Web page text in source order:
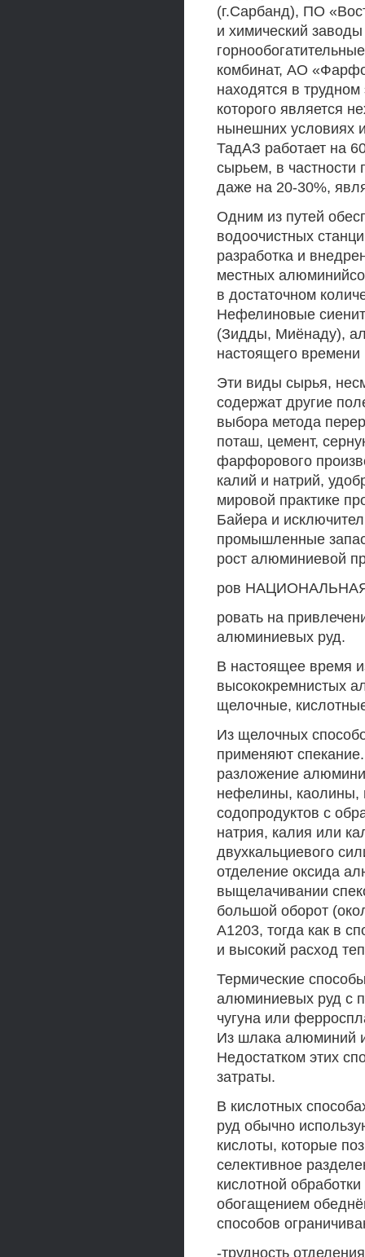
(г.Сарбанд), ПО
и химический
комбинат, АО
находятся в
которого является
нынешних условиях
ТадАЗ работает на
сырьем, в частности
даже на 20-30%,
Одним из путей
водоочистных
разработка и
местных
в достаточном
Нефелиновые
(Зидды, Миёнаду),
настоящего
Эти виды сырья,
содержат другие
выбора метода
поташ, цемент,
фарфорового
калий и натрий,
мировой практике
Байера и
промышленные
рост алюминиевой
ров НАЦИОНАЛЬНАЯ
ровать на
алюминиевых руд.
В настоящее время
высококремнистых
щелочные,
Из щелочных
применяют
разложение
нефелины, каолины,
содопродуктов с
натрия, калия или
двухкальциевого
отделение оксида
выщелачивании
большой оборот
А1203, тогда как в
и высокий расход
Термические
алюминиевых руд с
чугуна или
Из шлака алюминий
Недостатком этих
затраты.
В кислотных
руд обычно
кислоты, которые
селективное
кислотной
обогащением
способов
-трудность